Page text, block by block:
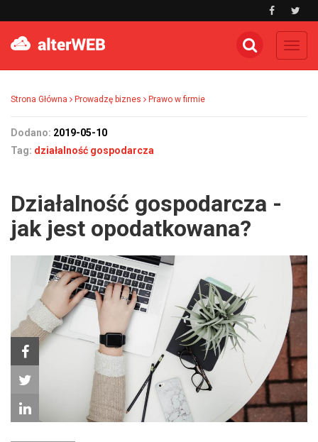
Strona Główna Prowadzę biznes Prawo w firmie
Dodano: 2019-05-10
Tag: działalność gospodarcza
Działalność gospodarcza -
jak jest opodatkowana?